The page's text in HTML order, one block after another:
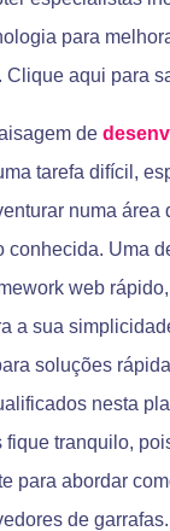
para
Clique aqui para
de
tarefa difícil,
numa área
conhecida. Uma
web
a sua
soluções
nesta
fique tranquilo,
para abordar
de